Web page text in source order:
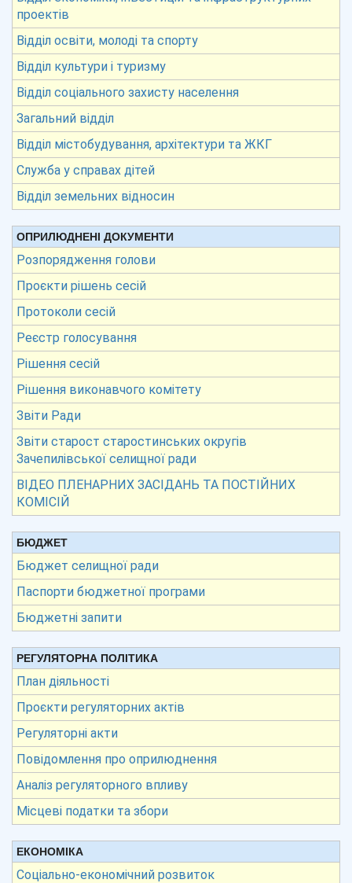
проектів
Відділ освіти, молоді та спорту
Відділ культури і туризму
Відділ соціального захисту населення
Загальний відділ
Відділ містобудування, архітектури та ЖКГ
Служба у справах дітей
Відділ земельних відносин
ОПРИЛЮДНЕНІ ДОКУМЕНТИ
Розпорядження голови
Проєкти рішень сесій
Протоколи сесій
Реєстр голосування
Рішення сесій
Рішення виконавчого комітету
Звіти Ради
Звіти старост старостинських округів
Зачепилівської селищної ради
ВІДЕО ПЛЕНАРНИХ ЗАСІДАНЬ ТА ПОСТІЙНИХ
КОМІСІЙ
БЮДЖЕТ
Бюджет селищної ради
Паспорти бюджетної програми
Бюджетні запити
РЕГУЛЯТОРНА ПОЛІТИКА
План діяльності
Проєкти регуляторних актів
Регуляторні акти
Повідомлення про оприлюднення
Аналіз регуляторного впливу
Місцеві податки та збори
ЕКОНОМІКА
Соціально-економічний розвиток